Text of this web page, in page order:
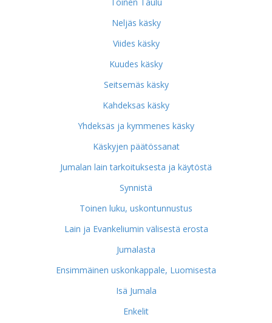
Neljäs käsky
Viides käsky
Kuudes käsky
Seitsemäs käsky
Kahdeksas käsky
Yhdeksäs ja kymmenes käsky
Käskyjen päätössanat
Jumalan lain tarkoituksesta ja käytöstä
Synnistä
Toinen luku, uskontunnustus
Lain ja Evankeliumin välisestä erosta
Jumalasta
Ensimmäinen uskonkappale, Luomisesta
Isä Jumala
Enkelit